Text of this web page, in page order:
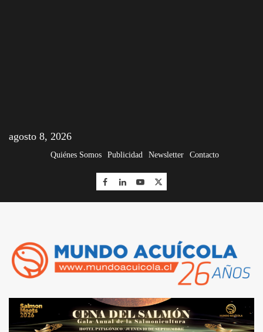
agosto 8, 2026
Quiénes Somos Publicidad Newsletter Contacto